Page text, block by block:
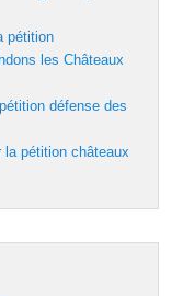
pétition
les Châteaux
défense des
la pétition châteaux